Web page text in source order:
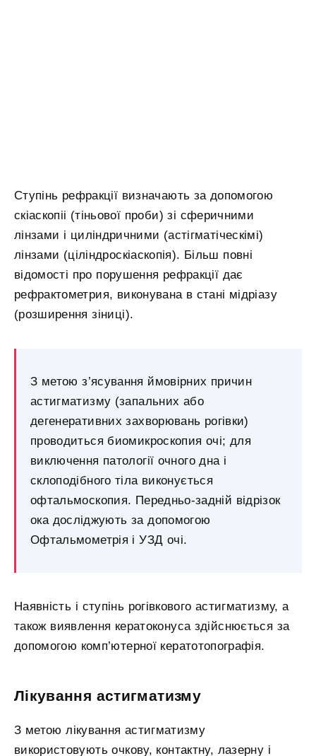
Ступінь рефракції визначають за допомогою
скіаскопіі (тіньової проби) зі сферичними
лінзами і циліндричними (астігматіческімі)
лінзами (ціліндроскіаскопія). Більш повні
відомості про порушення рефракції дає
рефрактометрия, виконувана в стані мідріазу
(розширення зіниці).
З метою з’ясування ймовірних причин
астигматизму (запальних або
дегенеративних захворювань рогівки)
проводиться биомикроскопия очі; для
виключення патології очного дна і
склоподібного тіла виконується
офтальмоскопия. Передньо-задній відрізок
ока досліджують за допомогою
Офтальмометрія і УЗД очі.
Наявність і ступінь рогівкового астигматизму, а
також виявлення кератоконуса здійснюється за
допомогою комп’ютерної кератотопографія.
Лікування астигматизму
З метою лікування астигматизму
використовують очкову, контактну, лазерну і